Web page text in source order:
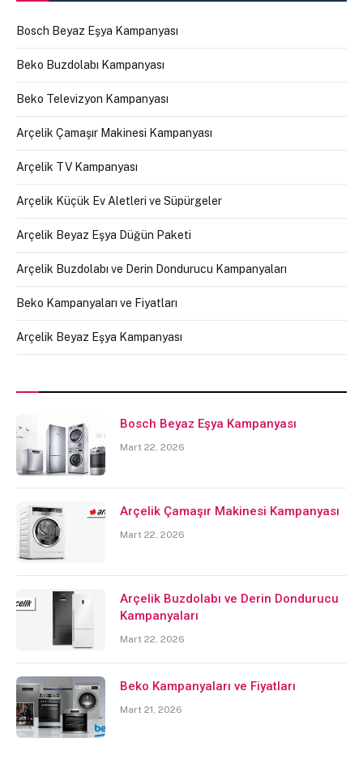
Bosch Beyaz Eşya Kampanyası
Beko Buzdolabı Kampanyası
Beko Televizyon Kampanyası
Arçelik Çamaşır Makinesi Kampanyası
Arçelik TV Kampanyası
Arçelik Küçük Ev Aletleri ve Süpürgeler
Arçelik Beyaz Eşya Düğün Paketi
Arçelik Buzdolabı ve Derin Dondurucu Kampanyaları
Beko Kampanyaları ve Fiyatları
Arçelik Beyaz Eşya Kampanyası
Bosch Beyaz Eşya Kampanyası
Mart 22, 2026
Arçelik Çamaşır Makinesi Kampanyası
Mart 22, 2026
Arçelik Buzdolabı ve Derin Dondurucu
Kampanyaları
Mart 22, 2026
Beko Kampanyaları ve Fiyatları
Mart 21, 2026